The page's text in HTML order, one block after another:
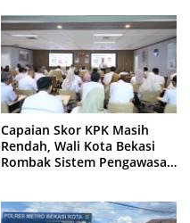
Capaian Skor KPK Masih
Rendah, Wali Kota Bekasi
Rombak Sistem Pengawasan